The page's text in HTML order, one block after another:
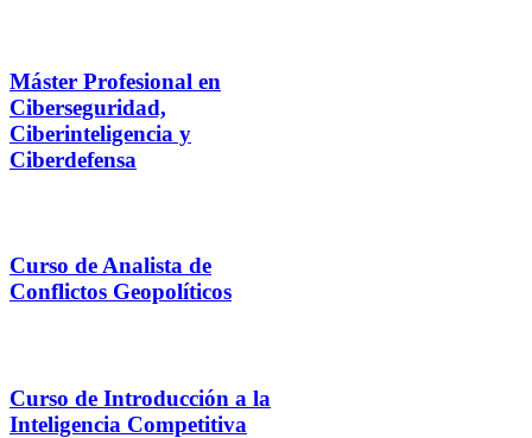
Máster Profesional en
Ciberseguridad,
Ciberinteligencia y
Ciberdefensa
Curso de Analista de
Conflictos Geopolíticos
Curso de Introducción a la
Inteligencia Competitiva